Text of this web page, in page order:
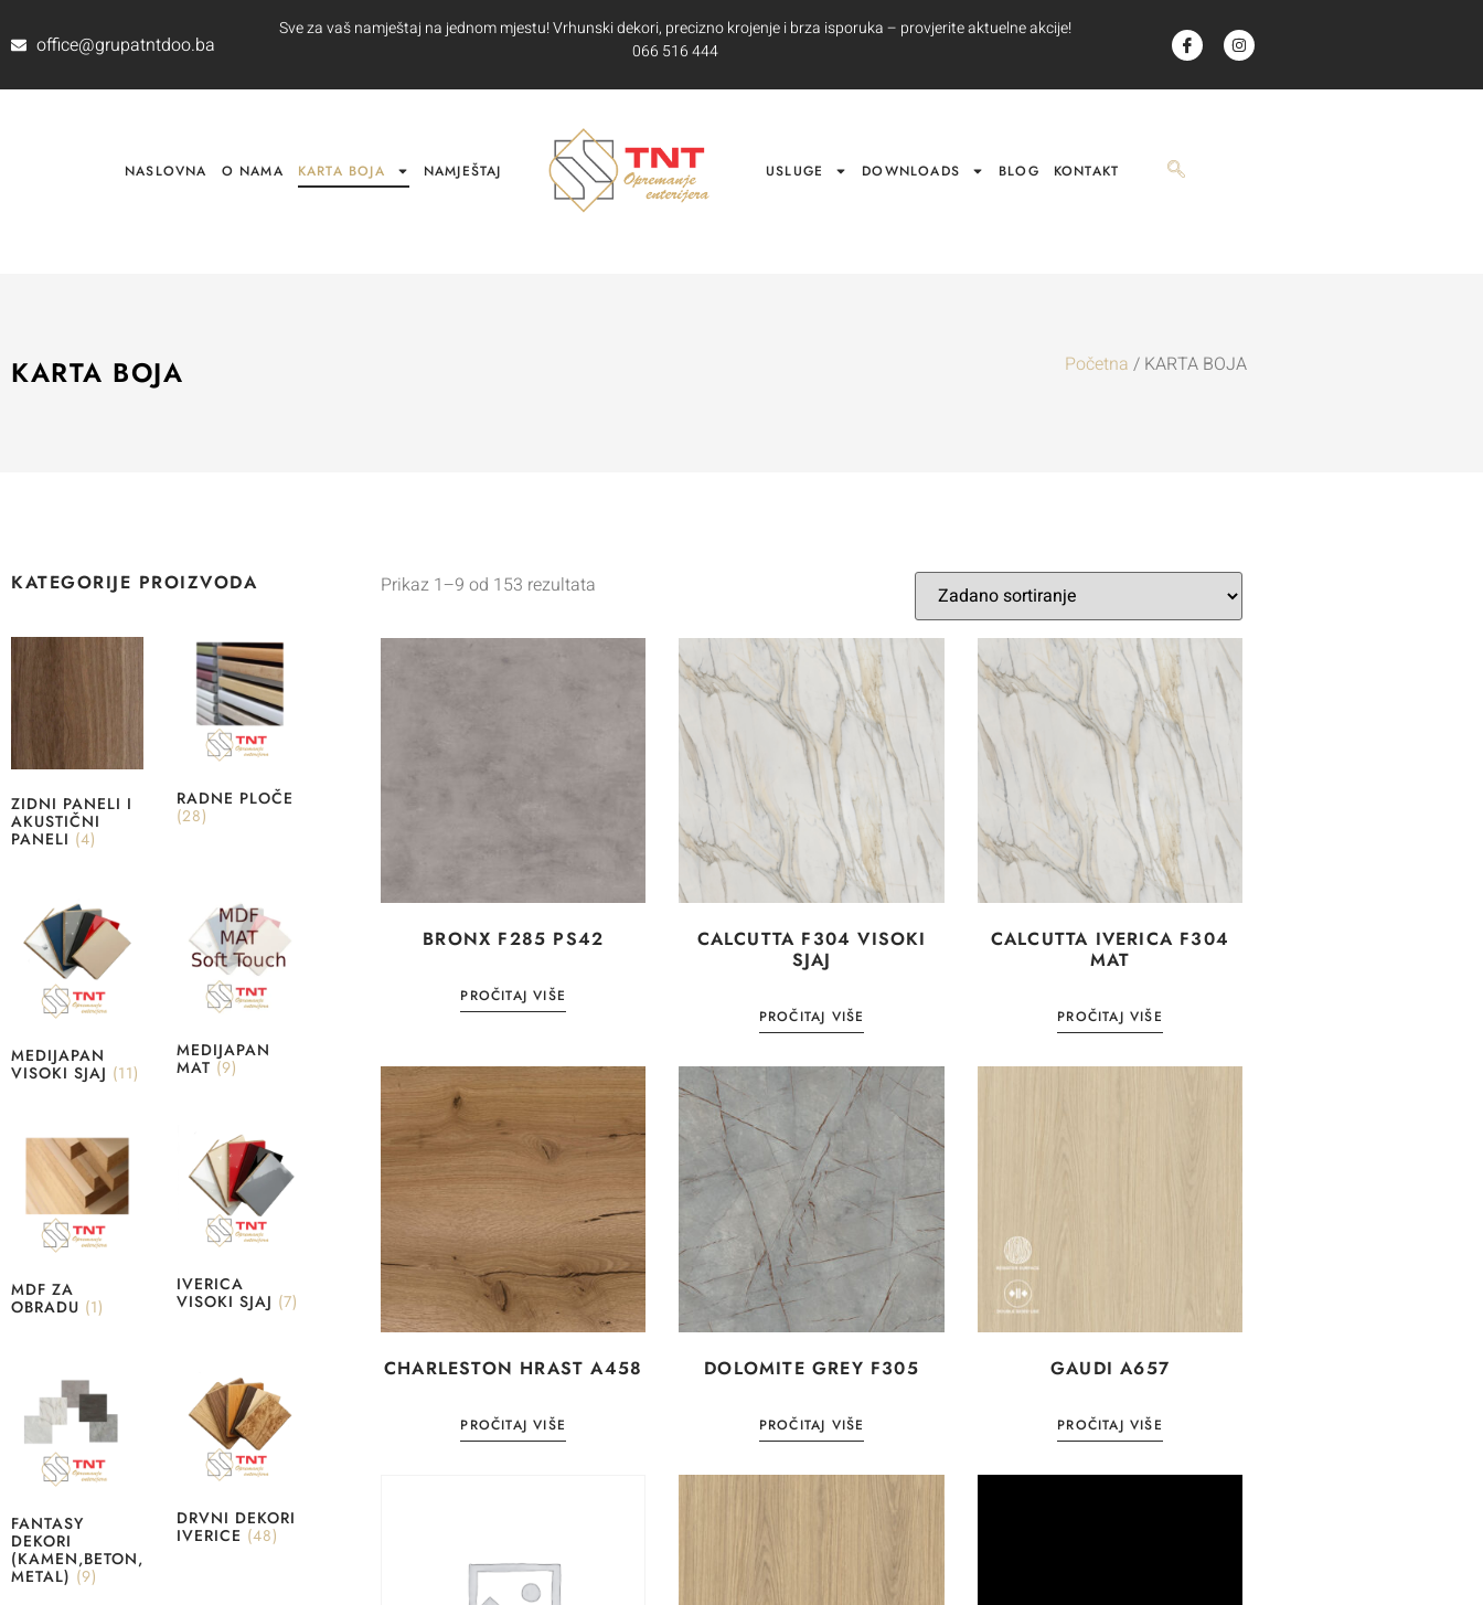
office@grupatntdoo.ba
Sve za vaš namještaj na jednom mjestu! Vrhunski dekori, precizno krojenje i brza isporuka – provjerite aktuelne akcije!
066 516 444
NASLOVNA O NAMA KARTA BOJA NAMJEŠTAJ USLUGE DOWNLOADS BLOG KONTAKT
SHOP Početna / KARTA BOJA
KATEGORIJE PROIZVODA
ZIDNI PANELI I
AKUSTIČNI
PANELI (4)
RADNE PLOČE
(28)
MEDIJAPAN
VISOKI SJAJ (11)
MEDIJAPAN
MAT (9)
MDF ZA
OBRADU (1)
IVERICA
VISOKI SJAJ (7)
FANTASY
DEKORI
(KAMEN,BETON,
METAL) (9)
DRVNI DEKORI
IVERICE (48)
Prikaz 1–9 od 153 rezultata
BRONX F285 PS42
PROČITAJ VIŠE
CALCUTTA F304 VISOKI
SJAJ
PROČITAJ VIŠE
CALCUTTA IVERICA F304
MAT
PROČITAJ VIŠE
CHARLESTON HRAST A458
PROČITAJ VIŠE
DOLOMITE GREY F305
PROČITAJ VIŠE
GAUDI A657
PROČITAJ VIŠE